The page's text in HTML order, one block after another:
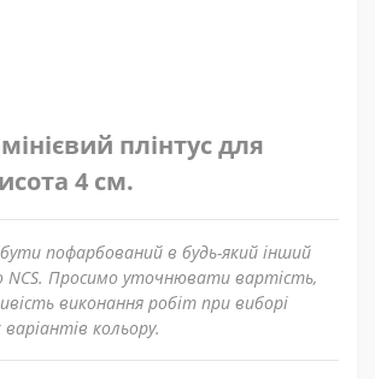
плінтус для
4 см.
пофарбований в будь-який інший
NCS. Просимо уточнювати вартість,
виконання робіт при виборі
кольору.